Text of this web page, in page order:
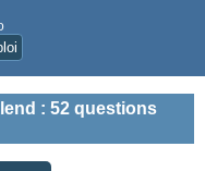
: 52 questions